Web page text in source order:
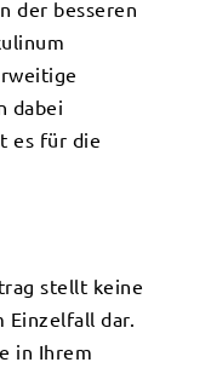
der besseren
dabei
es für die
stellt keine
Einzelfall dar.
in Ihrem